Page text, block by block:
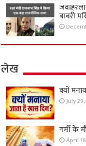
बाबरी
लेख
क्यों
July
गर्मी के
April